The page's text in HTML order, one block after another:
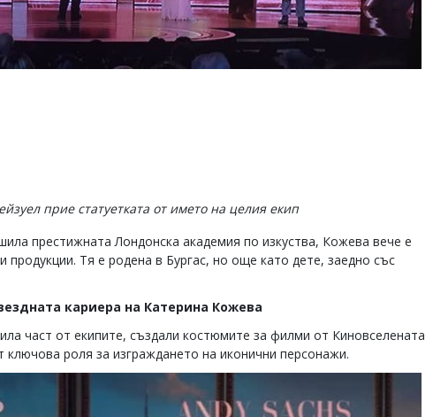
прие статуетката от името на целия екип
престижната Лондонска академия по изкуства, Кожева вече е
продукции. Тя е родена в Бургас, но още като дете, заедно със
кариера на Катерина Кожева
част от екипите, създали костюмите за филми от Киновселената
роля за изграждането на иконични персонажи.